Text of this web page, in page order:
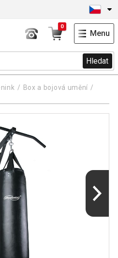
Hledat
0
Menu
Box a bojová umění